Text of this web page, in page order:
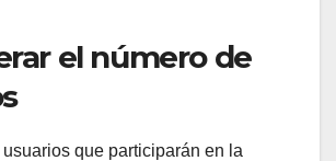
el número de
que participarán en la